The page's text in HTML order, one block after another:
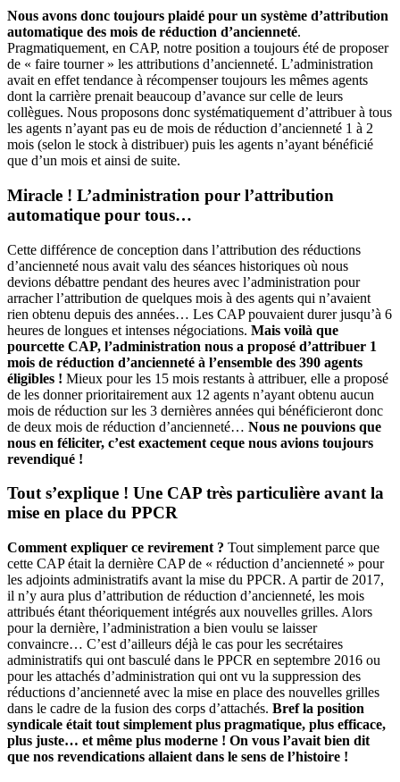
Nous avons donc toujours plaidé pour un système d’attribution
automatique des mois de réduction d’ancienneté.
Pragmatiquement, en CAP, notre position a toujours été de proposer
de « faire tourner » les attributions d’ancienneté. L’administration
avait en effet tendance à récompenser toujours les mêmes agents
dont la carrière prenait beaucoup d’avance sur celle de leurs
collègues. Nous proposons donc systématiquement d’attribuer à tous
les agents n’ayant pas eu de mois de réduction d’ancienneté 1 à 2
mois (selon le stock à distribuer) puis les agents n’ayant bénéficié
que d’un mois et ainsi de suite.
Miracle ! L’administration pour l’attribution
automatique pour tous…
Cette différence de conception dans l’attribution des réductions
d’ancienneté nous avait valu des séances historiques où nous
devions débattre pendant des heures avec l’administration pour
arracher l’attribution de quelques mois à des agents qui n’avaient
rien obtenu depuis des années… Les CAP pouvaient durer jusqu’à 6
heures de longues et intenses négociations. Mais voilà que
pourcette CAP, l’administration nous a proposé d’attribuer 1
mois de réduction d’ancienneté à l’ensemble des 390 agents
éligibles ! Mieux pour les 15 mois restants à attribuer, elle a proposé
de les donner prioritairement aux 12 agents n’ayant obtenu aucun
mois de réduction sur les 3 dernières années qui bénéficieront donc
de deux mois de réduction d’ancienneté… Nous ne pouvions que
nous en féliciter, c’est exactement ceque nous avions toujours
revendiqué !
Tout s’explique ! Une CAP très particulière avant la
mise en place du PPCR
Comment expliquer ce revirement ? Tout simplement parce que
cette CAP était la dernière CAP de « réduction d’ancienneté » pour
les adjoints administratifs avant la mise du PPCR. A partir de 2017,
il n’y aura plus d’attribution de réduction d’ancienneté, les mois
attribués étant théoriquement intégrés aux nouvelles grilles. Alors
pour la dernière, l’administration a bien voulu se laisser
convaincre… C’est d’ailleurs déjà le cas pour les secrétaires
administratifs qui ont basculé dans le PPCR en septembre 2016 ou
pour les attachés d’administration qui ont vu la suppression des
réductions d’ancienneté avec la mise en place des nouvelles grilles
dans le cadre de la fusion des corps d’attachés. Bref la position
syndicale était tout simplement plus pragmatique, plus efficace,
plus juste… et même plus moderne ! On vous l’avait bien dit
que nos revendications allaient dans le sens de l’histoire !